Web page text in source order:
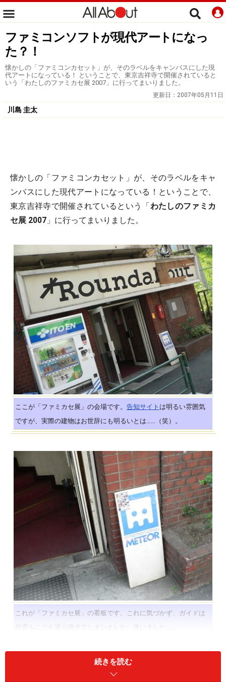
ファミコンソフトが現代アートになっ
た？！
懐かしの「ファミコンカセット」が、そのラベルをキャンバスにした現
代アートになっている！ ということで、東京吉祥寺で開催されていると
いう「わたしのファミカセ展 2007」に行ってまいりました。
更新日： 2007年05月11日
川島 圭太
懐かしの「ファミコンカセット」が、そのラベルをキャ
ンバスにした現代アートになっている！ということで、
東京吉祥寺で開催されているという「わたしのファミカ
セ展 2007 」に行ってまいりました。
ここが「ファミカセ展」の会場です。 告知サイト は明るい雰囲気
ですが、実際の建物はお世辞にも明るいとは……（笑）。
これが「ファミカセ展」の看板です。これに気づかず、ガイドは
何度もここを通り過ぎてしまいました。迷いました……。
続きを読む